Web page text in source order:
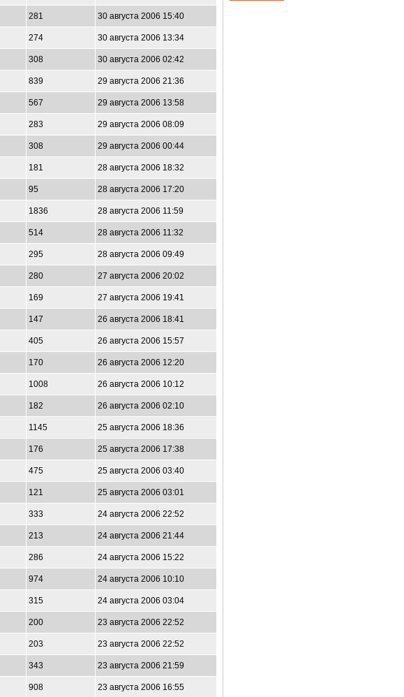
281 30 августа 2006 15:40
274 30 августа 2006 13:34
308 30 августа 2006 02:42
839 29 августа 2006 21:36
567 29 августа 2006 13:58
283 29 августа 2006 08:09
308 29 августа 2006 00:44
181 28 августа 2006 18:32
95 28 августа 2006 17:20
1836 28 августа 2006 11:59
514 28 августа 2006 11:32
295 28 августа 2006 09:49
280 27 августа 2006 20:02
169 27 августа 2006 19:41
147 26 августа 2006 18:41
405 26 августа 2006 15:57
170 26 августа 2006 12:20
1008 26 августа 2006 10:12
182 26 августа 2006 02:10
1145 25 августа 2006 18:36
176 25 августа 2006 17:38
475 25 августа 2006 03:40
121 25 августа 2006 03:01
333 24 августа 2006 22:52
213 24 августа 2006 21:44
286 24 августа 2006 15:22
974 24 августа 2006 10:10
315 24 августа 2006 03:04
200 23 августа 2006 22:52
203 23 августа 2006 22:52
343 23 августа 2006 21:59
908 23 августа 2006 16:55